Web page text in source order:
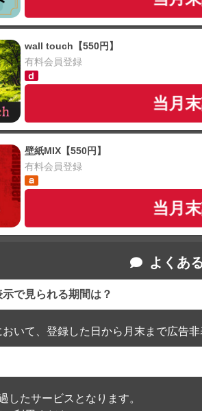
wall touch【550円】
有料会員登録
当月
壁紙MIX【550円】
有料会員登録
当月
よくあ
で見られる期間は？
いて、登録した日から月末まで広告
したサービスとなります。